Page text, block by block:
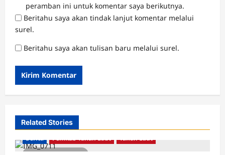
peramban ini untuk komentar saya berikutnya.
Beritahu saya akan tindak lanjut komentar melalui
surel.
Beritahu saya akan tulisan baru melalui surel.
Related Stories
Berita Pemkab Tanah Laut Tanah Laut